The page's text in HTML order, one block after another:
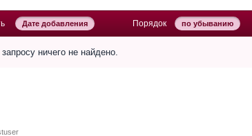
Дате добавления Порядок по убыванию
ничего не найдено.